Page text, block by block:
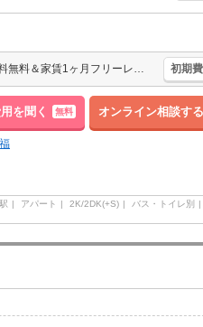
【月初入居で初期費用1万円以下♪】仲介手数料・初回保証料無料＆家賃1ヶ月フリーレント！ペット飼育可能♪都市ガス採用で月々の光熱費も抑えられます。コンビニやドラッグストアも近く生活便利な立地です♪ 和室は洋室にリフォームします♪ 初期
を聞く 無料 オンライン相談する
アパート 2K/2DK(+S)
バス・トイレ別